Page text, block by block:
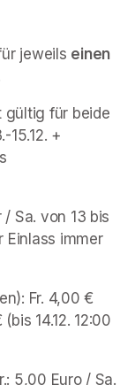
jeweils einen
gültig für beide
15.12. +
/ Sa. von 13 bis
Einlass immer
Fr. 4,00 €
14.12. 12:00
5,00 Euro / Sa.